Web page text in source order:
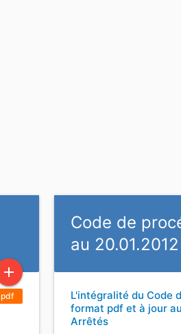
add
pdf
Code de
au 20.01.2012
L'intégralité du Code
format pdf et à jour
Arrêtés